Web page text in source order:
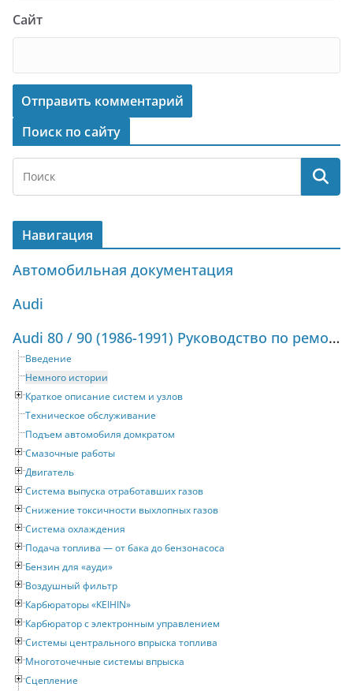
Сайт
Поиск по сайту
Навигация
Автомобильная документация
Audi
Audi 80 / 90 (1986-1991) Руководство по ремонту и техническому обслуживанию
Введение
Немного истории
Краткое описание систем и узлов
Техническое обслуживание
Подъем автомобиля домкратом
Смазочные работы
Двигатель
Система выпуска отработавших газов
Снижение токсичности выхлопных газов
Система охлаждения
Подача топлива — от бака до бензонасоса
Бензин для «ауди»
Воздушный фильтр
Карбюраторы «KEIHIN»
Карбюратор с электронным управлением
Системы центрального впрыска топлива
Многоточечные системы впрыска
Сцепление